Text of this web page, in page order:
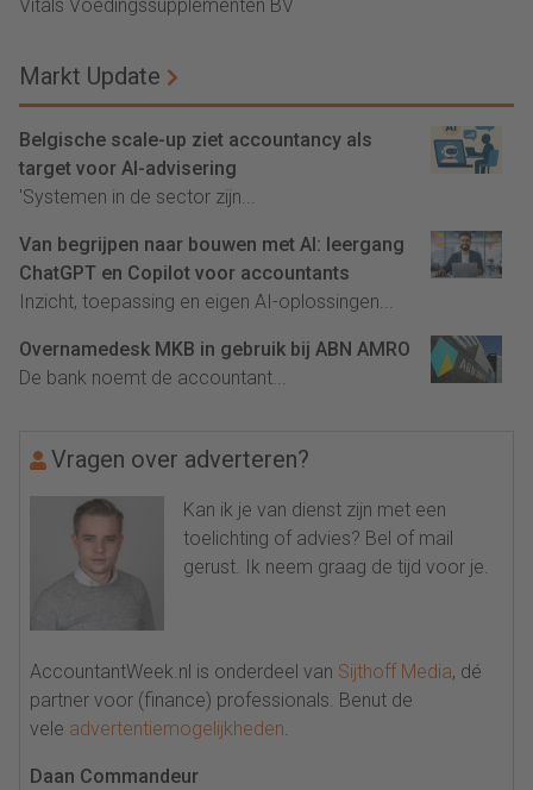
Vitals Voedingssupplementen BV
Markt Update
Belgische scale-up ziet accountancy als
target voor AI-advisering
'Systemen in de sector zijn...
Van begrijpen naar bouwen met AI: leergang
ChatGPT en Copilot voor accountants
Inzicht, toepassing en eigen AI-oplossingen...
Overnamedesk MKB in gebruik bij ABN AMRO
De bank noemt de accountant...
Vragen over adverteren?
Kan ik je van dienst zijn met een
toelichting of advies? Bel of mail
gerust. Ik neem graag de tijd voor je.
AccountantWeek.nl is onderdeel van Sijthoff Media, dé
partner voor (finance) professionals. Benut de
vele advertentiemogelijkheden.
Daan Commandeur